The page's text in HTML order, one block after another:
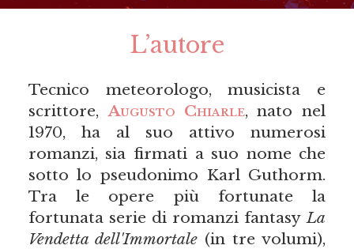
L’autore
Tecnico meteorologo, musicista e
scrittore,Augusto Chiarle, nato nel
1970, ha al suo attivo numerosi
romanzi, sia firmati a suo nome che
sotto lo pseudonimo Karl Guthorm.
Tra le opere più fortunate la
fortunata serie di romanzi fantasyLa
Vendetta dell'Immortale(in tre volumi),